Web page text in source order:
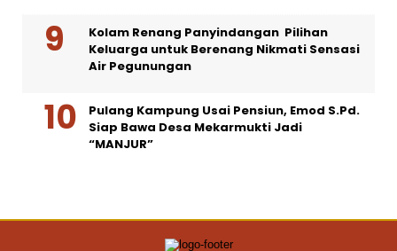
Kolam Renang Panyindangan Pilihan
Keluarga untuk Berenang Nikmati Sensasi
Air Pegunungan
Pulang Kampung Usai Pensiun, Emod S.Pd.
Siap Bawa Desa Mekarmukti Jadi
“MANJUR”